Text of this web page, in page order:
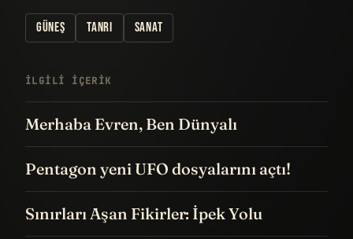
GÜNEŞ TANRI SANAT
İLGILI IÇERIK
Merhaba Evren, Ben Dünyalı
Pentagon yeni UFO dosyalarını açtı!
Sınırları Aşan Fikirler: İpek Yolu